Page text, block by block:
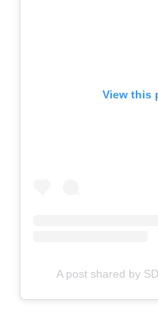
View this
A post shared by